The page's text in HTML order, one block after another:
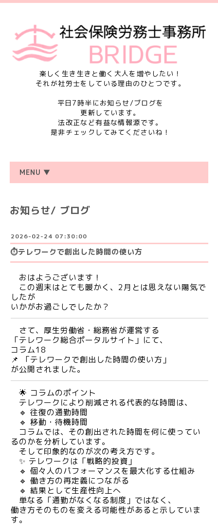
楽しく生き生きと働く大人を増やしたい！
それが社労士をしている理由のひとつです。
平日7時半にお知らせ/ブログを
更新しています。
法改正など有益な情報源です。
是非チェックしてみてくださいね！
MENU ▼
お知らせ/ ブログ
2026-02-24 07:30:00
⏱テレワークで創出した時間の使い方
おはようございます！
この週末はとても暖かく、2月とは思えない陽気で
したが
いかがお過ごしでしたか？
さて、 厚生労働省・総務省が運営する
「テレワーク総合ポータルサイト」にて、
コラム18
📌 「テレワークで創出した時間の使い方」
が公開されました。
🌟 コラムのポイント
テレワークにより削減される代表的な時間は、
🔹 往復の通勤時間
🔹 移動・待機時間
コラムでは、その創出された時間を何に使ってい
るのかを分析しています。
そして印象的なのが次の考え方です。
✨ テレワークは「戦略的投資」
🔹 個々人のパフォーマンスを最大化する仕組み
🔹 働き方の再定義につながる
🔹 結果として生産性向上へ
単なる「通勤がなくなる制度」ではなく、
働き方そのものを変える可能性があると示していま
す。